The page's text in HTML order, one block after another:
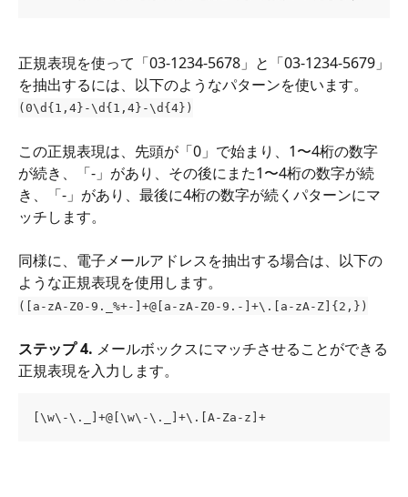
正規表現を使って「03-1234-5678」と「03-1234-5679」
を抽出するには、以下のようなパターンを使います。
(0\d{1,4}-\d{1,4}-\d{4})
この正規表現は、先頭が「0」で始まり、1〜4桁の数字
が続き、「-」があり、その後にまた1〜4桁の数字が続
き、「-」があり、最後に4桁の数字が続くパターンにマ
ッチします。
同様に、電子メールアドレスを抽出する場合は、以下の
ような正規表現を使用します。
([a-zA-Z0-9._%+-]+@[a-zA-Z0-9.-]+\.[a-zA-Z]{2,})
ステップ 4. メールボックスにマッチさせることができる
正規表現を入力します。
[\w\-\._]+@[\w\-\._]+\.[A-Za-z]+